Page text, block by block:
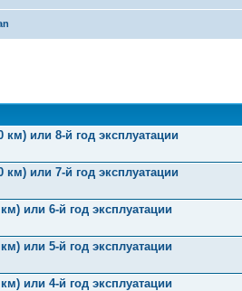
или 8-й год эксплуатации
или 7-й год эксплуатации
или 6-й год эксплуатации
или 5-й год эксплуатации
или 4-й год эксплуатации